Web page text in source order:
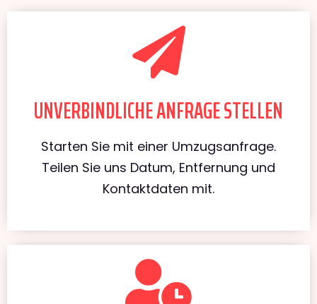
UNVERBINDLICHE ANFRAGE STELLEN
Starten Sie mit einer Umzugsanfrage.
Teilen Sie uns Datum, Entfernung und
Kontaktdaten mit.